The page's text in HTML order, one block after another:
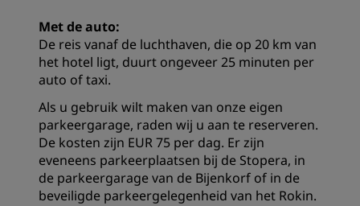
Met de auto:
De reis vanaf de luchthaven, die op 20 km van
het hotel ligt, duurt ongeveer 25 minuten per
auto of taxi.
Als u gebruik wilt maken van onze eigen
parkeergarage, raden wij u aan te reserveren.
De kosten zijn EUR 75 per dag. Er zijn
eveneens parkeerplaatsen bij de Stopera, in
de parkeergarage van de Bijenkorf of in de
beveiligde parkeergelegenheid van het Rokin.